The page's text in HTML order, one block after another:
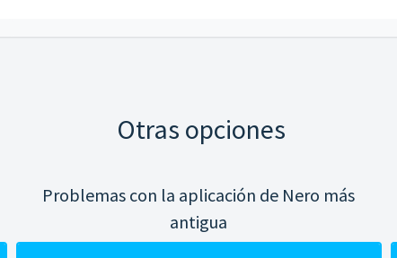
Otras opciones
Problemas con la aplicación de Nero más
antigua